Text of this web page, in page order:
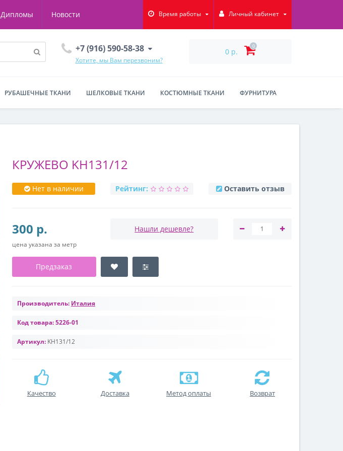
Дипломы Новости Время работы Личный кабинет
+7 (916) 590-58-38
Хотите, мы Вам перезвоним?
0 р.
0
РУБАШЕЧНЫЕ ТКАНИ ШЕЛКОВЫЕ ТКАНИ КОСТЮМНЫЕ ТКАНИ ФУРНИТУРА
КРУЖЕВО KH131/12
Нет в наличии Рейтинг: Оставить отзыв
300 р.
цена указана за метр
Нашли дешевле?
Предзаказ
Производитель: Италия
Код товара:5226-01
Артикул: KH131/12
Качество Доставка Метод оплаты Возврат